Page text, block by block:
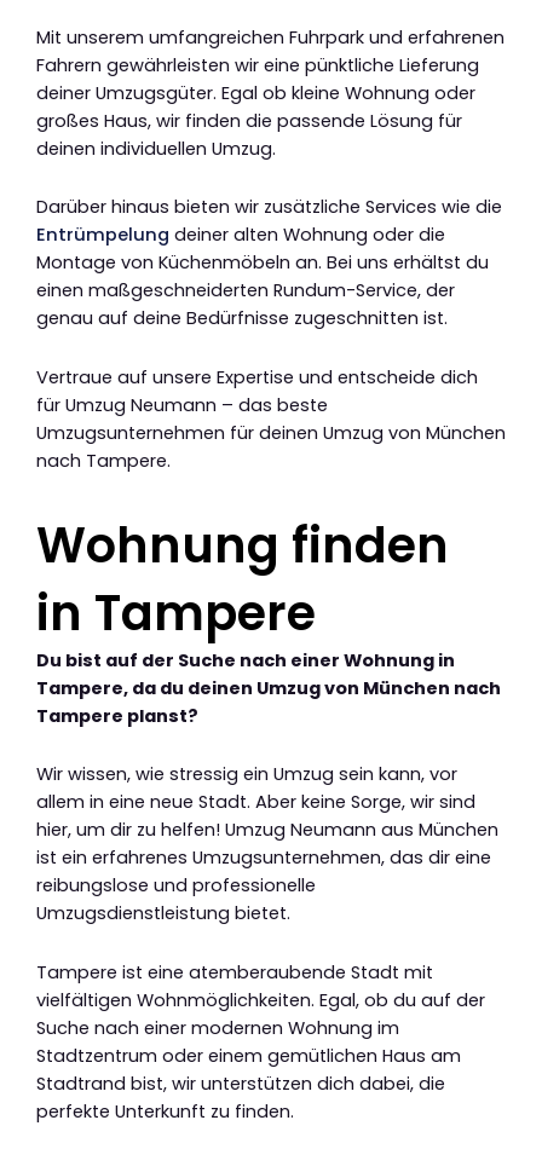
Mit unserem umfangreichen Fuhrpark und erfahrenen
Fahrern gewährleisten wir eine pünktliche Lieferung
deiner Umzugsgüter. Egal ob kleine Wohnung oder
großes Haus, wir finden die passende Lösung für
deinen individuellen Umzug.
Darüber hinaus bieten wir zusätzliche Services wie die
Entrümpelung deiner alten Wohnung oder die
Montage von Küchenmöbeln an. Bei uns erhältst du
einen maßgeschneiderten Rundum-Service, der
genau auf deine Bedürfnisse zugeschnitten ist.
Vertraue auf unsere Expertise und entscheide dich
für Umzug Neumann – das beste
Umzugsunternehmen für deinen Umzug von München
nach Tampere.
Wohnung finden
in Tampere
Du bist auf der Suche nach einer Wohnung in
Tampere, da du deinen Umzug von München nach
Tampere planst?
Wir wissen, wie stressig ein Umzug sein kann, vor
allem in eine neue Stadt. Aber keine Sorge, wir sind
hier, um dir zu helfen! Umzug Neumann aus München
ist ein erfahrenes Umzugsunternehmen, das dir eine
reibungslose und professionelle
Umzugsdienstleistung bietet.
Tampere ist eine atemberaubende Stadt mit
vielfältigen Wohnmöglichkeiten. Egal, ob du auf der
Suche nach einer modernen Wohnung im
Stadtzentrum oder einem gemütlichen Haus am
Stadtrand bist, wir unterstützen dich dabei, die
perfekte Unterkunft zu finden.